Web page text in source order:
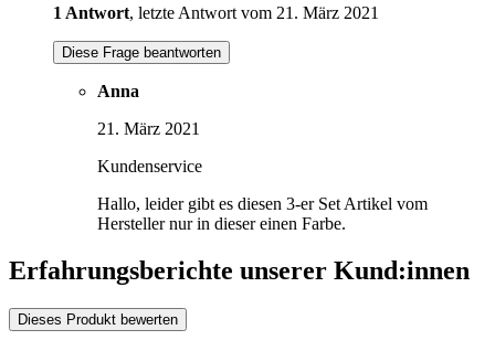
1 Antwort, letzte Antwort vom 21. März 2021
Diese Frage beantworten
Anna
21. März 2021
Kundenservice
Hallo, leider gibt es diesen 3-er Set Artikel vom
Hersteller nur in dieser einen Farbe.
Erfahrungsberichte unserer Kund:innen
Dieses Produkt bewerten